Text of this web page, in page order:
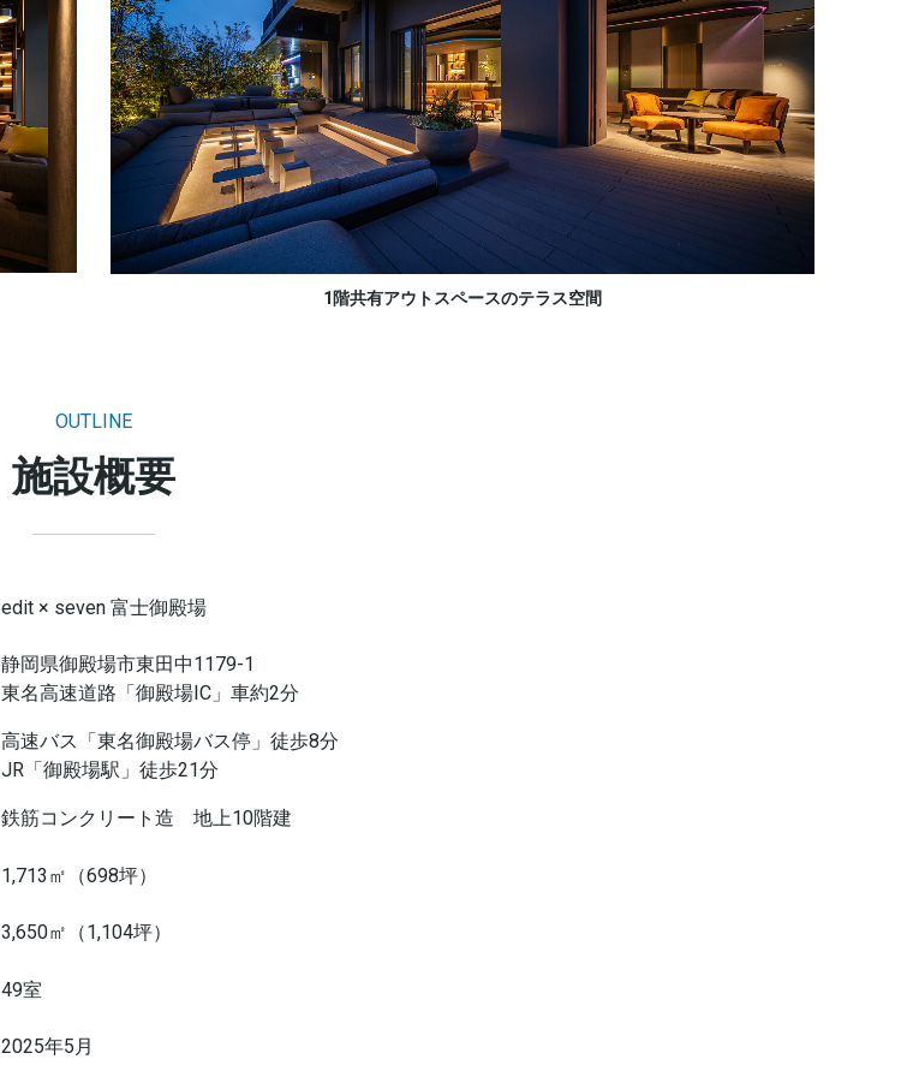
1階共有アウトスペースのテラス空間
OUTLINE
施設概要
edit × seven 富士御殿場
静岡県御殿場市東田中1179-1
東名高速道路「御殿場IC」車約2分
高速バス「東名御殿場バス停」徒歩8分
JR「御殿場駅」徒歩21分
鉄筋コンクリート造 地上10階建
1,713㎡（698坪）
3,650㎡（1,104坪）
49室
2025年5月